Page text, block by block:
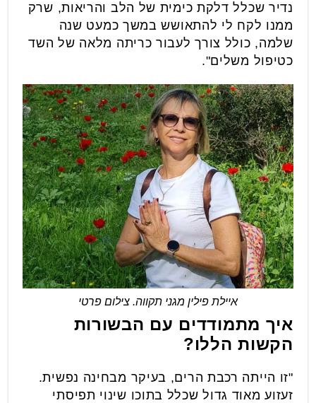
נדיר שכלל דלקת כימית של הלב והריאות, שרק
ממנו לקח לי להתאושש במשך כמעט שנה
שלמה, כולל צורך לעבור כריתה מלאה של השד
כטיפול משלים".
איילת פילין מגני תקווה. צילום פרטי
איך מתמודדים עם הבשורות
הקשות הללו?
"זו הייתה רכבת הרים, בעיקר מבחינה נפשית.
זעזוע מאוד גדול שכלל בתוכו שינוי תפיסתי